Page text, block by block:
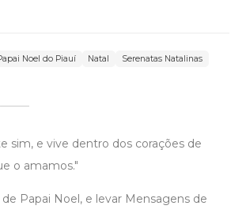
Noel do Piauí Natal Serenatas Natalinas
sim, e vive dentro dos corações de
o amamos."
Papai Noel, e levar Mensagens de